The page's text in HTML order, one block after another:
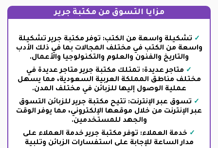
مزايا التسوق من مكتبة جرير
تشكيلة واسعة من الكتب: توفر مكتبة جرير تشكيلة
واسعة من الكتب في مختلف المجالات بما في ذلك الأدب
والتاريخ والفنون والعلوم والتكنولوجيا والأعمال.
متاجر عديدة: تمتلك مكتبة جرير متاجر عديدة في
مختلف مناطق المملكة العربية السعودية، مما يسهل
عملية الوصول إليها للزبائن في مختلف المدن.
تسوق عبر الإنترنت: تتيح مكتبة جرير للزبائن التسوق
عبر الإنترنت من خلال موقعها الإلكتروني، مما يوفر الوقت
والجهد للمستخدمين.
خدمة العملاء: توفر مكتبة جرير خدمة العملاء على
مدار الساعة للإجابة على استفسارات الزبائن وتلبية